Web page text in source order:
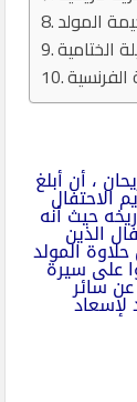
المولد
الختامية
، أن أبلغ
الاحتفال
حيث أنه
الذين
المولد
على سيرة
سائر